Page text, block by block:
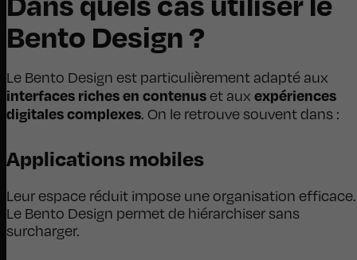
Bento Design ?
Le Bento Design est particulièrement adapté aux
interfaces riches en contenuset aux expériences
digitales complexes. On le retrouve souvent dans :
Applications mobiles
Leur espace réduit impose une organisation efficace.
Le Bento Design permet de hiérarchiser sans
surcharger.